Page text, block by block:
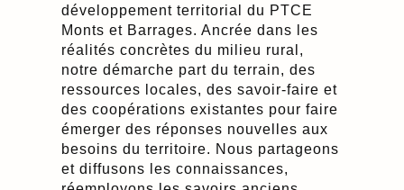
développement territorial du PTCE
Monts et Barrages. Ancrée dans les
réalités concrètes du milieu rural,
notre démarche part du terrain, des
ressources locales, des savoir-faire et
des coopérations existantes pour faire
émerger des réponses nouvelles aux
besoins du territoire. Nous partageons
et diffusons les connaissances,